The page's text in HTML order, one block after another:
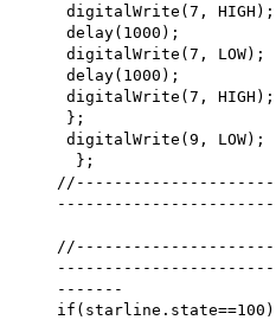
digitalWrite(7, HIGH);
delay(1000);
digitalWrite(7, LOW);
delay(1000);
digitalWrite(7, HIGH);
};
digitalWrite(9,
};
-------
if(starline.state==100)